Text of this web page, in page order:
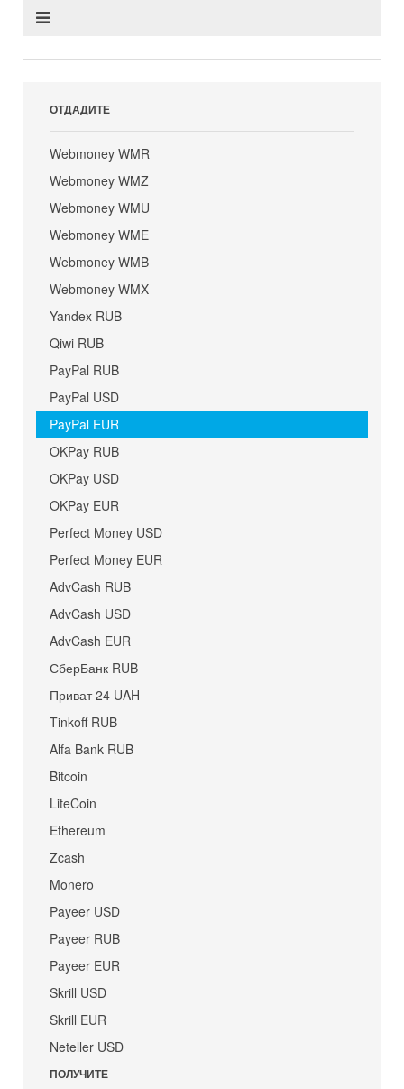
ОТДАДИТЕ
Webmoney WMR
Webmoney WMZ
Webmoney WMU
Webmoney WME
Webmoney WMB
Webmoney WMX
Yandex RUB
Qiwi RUB
PayPal RUB
PayPal USD
PayPal EUR
OKPay RUB
OKPay USD
OKPay EUR
Perfect Money USD
Perfect Money EUR
AdvCash RUB
AdvCash USD
AdvCash EUR
СберБанк RUB
Приват 24 UAH
Tinkoff RUB
Alfa Bank RUB
Bitcoin
LiteCoin
Ethereum
Zcash
Monero
Payeer USD
Payeer RUB
Payeer EUR
Skrill USD
Skrill EUR
Neteller USD
ПОЛУЧИТЕ